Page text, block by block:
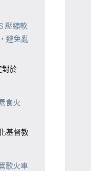
壓縮軟
避免亂
對於
食火
基督教
歌火車